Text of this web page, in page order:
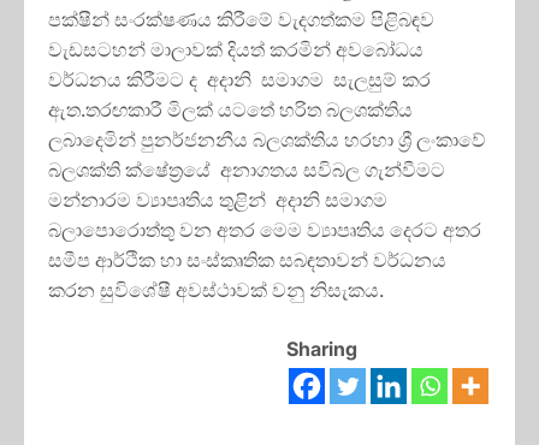
පක්ෂීන් සංරක්ෂණය කිරීමේ වැදගත්කම පිළිබඳව
වැඩසටහන් මාලාවක් දියත් කරමින් අවබෝධය
වර්ධනය කිරීමට ද අදානි සමාගම සැලසුම් කර
ඇත.තරඟකාරී මිලක් යටතේ හරිත බලශක්තිය
ලබාදෙමින් පුනර්ජනනීය බලශක්තිය හරහා ශ්‍රී ලංකාවේ
බලශක්ති ක්ෂේත්‍රයේ අනාගතය සවිබල ගැන්වීමට
මන්නාරම ව්‍යාපෘතිය තුළින් අදානි සමාගම
බලාපොරොත්තු වන අතර මෙම ව්‍යාපෘතිය දෙරට අතර
සමීප ආර්ථික හා සංස්කෘතික සබඳතාවන් වර්ධනය
කරන සුවිශේෂී අවස්ථාවක් වනු නිසැකය.
Sharing